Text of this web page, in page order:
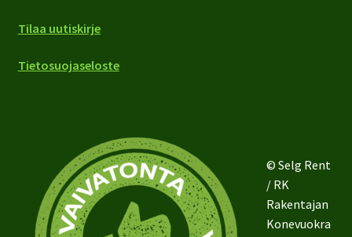
Tilaa uutiskirje
Tietosuojaseloste
© Selg Rent
/ RK
Rakentajan
Konevuokra